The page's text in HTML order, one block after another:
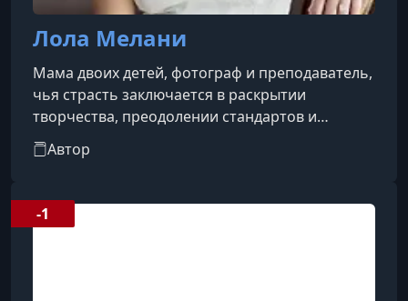
Лола Мелани
Мама двоих детей, фотограф и преподаватель,
чья страсть заключается в раскрытии
творчества, преодолении стандартов и
создании жизни, наполненной вашим
предназначением.В 2012 году она основала
маленькой гостиной своей квартиры в
Бруклине. С тех пор она развивала мастерство
Автор
-1